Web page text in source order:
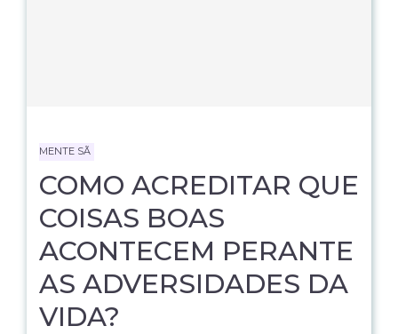
MENTE SÃ
COMO ACREDITAR QUE
COISAS BOAS
ACONTECEM PERANTE
AS ADVERSIDADES DA
VIDA?